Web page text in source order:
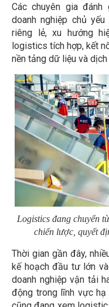
Các chuyên gia
doanh nghiệp chủ
riêng lẻ, xu hướng
logistics tích hợp, kết
nền tảng dữ liệu và
Logistics đang chuyển
chiến lược, quyết
Thời gian gần đây,
kế hoạch đầu tư lớn
doanh nghiệp vận tải
động trong lĩnh vực